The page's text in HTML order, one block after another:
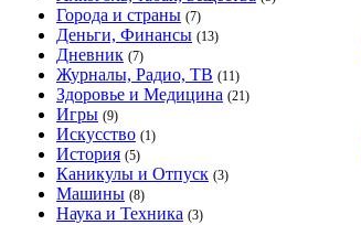
Города и страны (7)
Деньги, Финансы (13)
Дневник (7)
Журналы, Радио, ТВ (11)
Здоровье и Медицина (21)
Игры (9)
Искусство (1)
История (5)
Каникулы и Отпуск (3)
Машины (8)
Наука и Техника (3)